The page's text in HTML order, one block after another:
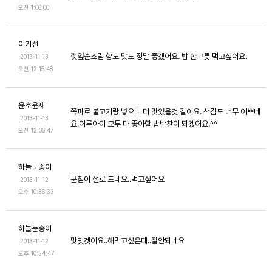
오전 1:06:00
이기선
2013-11-13
오전 12:15:48
깻잎순조림 향도 맛도 정말 좋겠어요. 밥 한그릇 먹고싶어요.
윤호윤재
2013-11-13
오전 12:06:47
쪽파로 불고기랑 넣으니 더 맛있을것 같아요. 색감도 너무 이쁘네
요.어른아이 모두 다 좋아할 밥반찬이 되겠어요.^^
하늘눈송이
2013-11-12
오후 10:36:33
군침이 절로 도네요..먹고싶어요
하늘눈송이
2013-11-12
오후 10:34:47
맛잇겟어요..해먹고싶은데..잘안되네요